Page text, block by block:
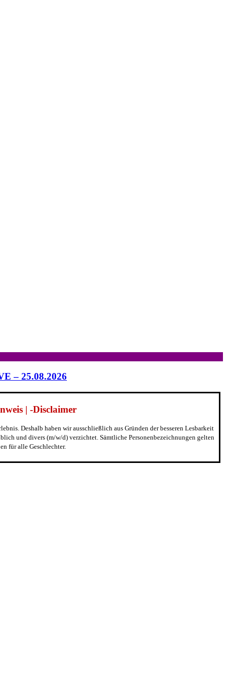
– 25.08.2026
| -Disclaimer
Deshalb haben wir ausschließlich aus Gründen der besseren Lesbarkeit
und divers (m/w/d) verzichtet. Sämtliche Personenbezeichnungen gelten
für alle Geschlechter.